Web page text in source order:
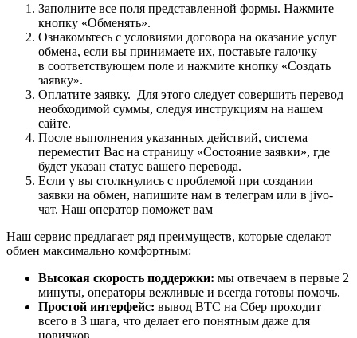
Заполните все поля представленной формы. Нажмите
кнопку «Обменять».
Ознакомьтесь с условиями договора на оказание услуг
обмена, если вы принимаете их, поставьте галочку
в соответствующем поле и нажмите кнопку «Создать
заявку».
Оплатите заявку. Для этого следует совершить перевод
необходимой суммы, следуя инструкциям на нашем
сайте.
После выполнения указанных действий, система
переместит Вас на страницу «Состояние заявки», где
будет указан статус вашего перевода.
Если у вы столкнулись с проблемой при создании
заявки на обмен, напишите нам в телеграм или в jivo-
чат. Наш оператор поможет вам
Наш сервис предлагает ряд преимуществ, которые сделают
обмен максимально комфортным:
Высокая скорость поддержки: мы отвечаем в первые 2
минуты, операторы вежливые и всегда готовы помочь.
Простой интерфейс: вывод BTC на Сбер проходит
всего в 3 шага, что делает его понятным даже для
новичков.